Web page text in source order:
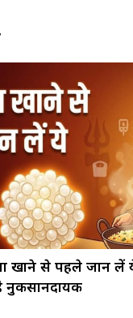
खाने से पहले जान लें
नुकसानदायक